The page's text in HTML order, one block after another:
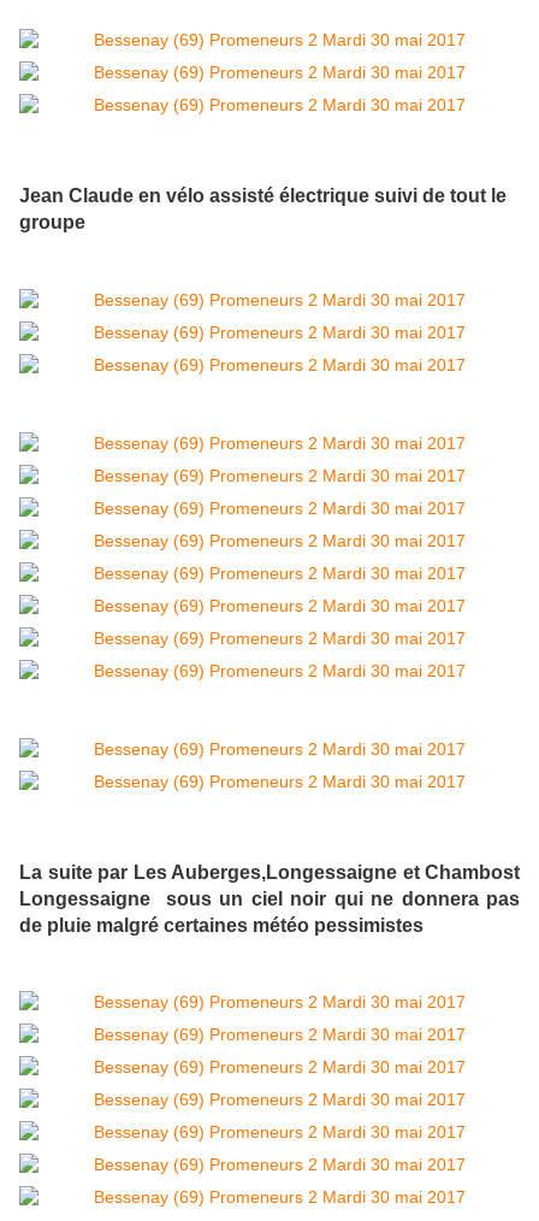
Jean Claude en vélo assisté électrique suivi de tout le
groupe
La suite par Les Auberges,Longessaigne et Chambost
Longessaigne sous un ciel noir qui ne donnera pas
de pluie malgré certaines météo pessimistes